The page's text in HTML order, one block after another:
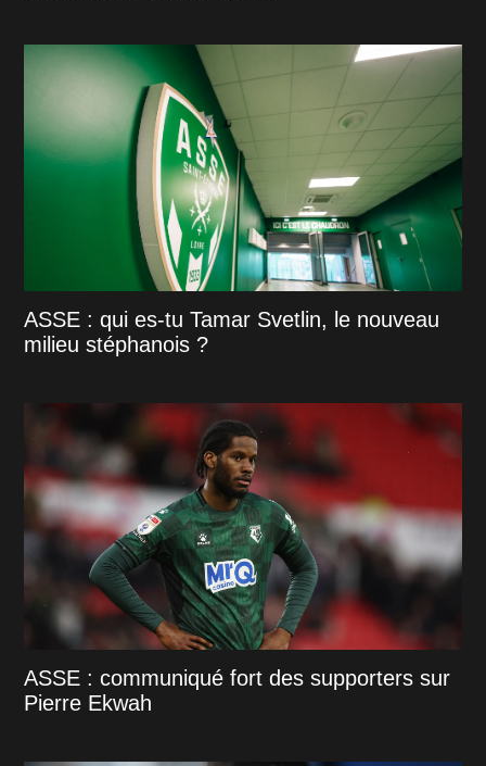
ASSE : qui es-tu Tamar Svetlin, le nouveau
milieu stéphanois ?
ASSE : communiqué fort des supporters sur
Pierre Ekwah